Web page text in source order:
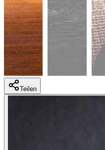
Teilen